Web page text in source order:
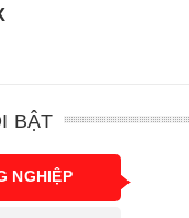
BẬT
NGHIỆP